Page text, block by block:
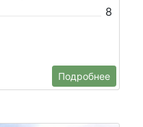
8
Подробнее